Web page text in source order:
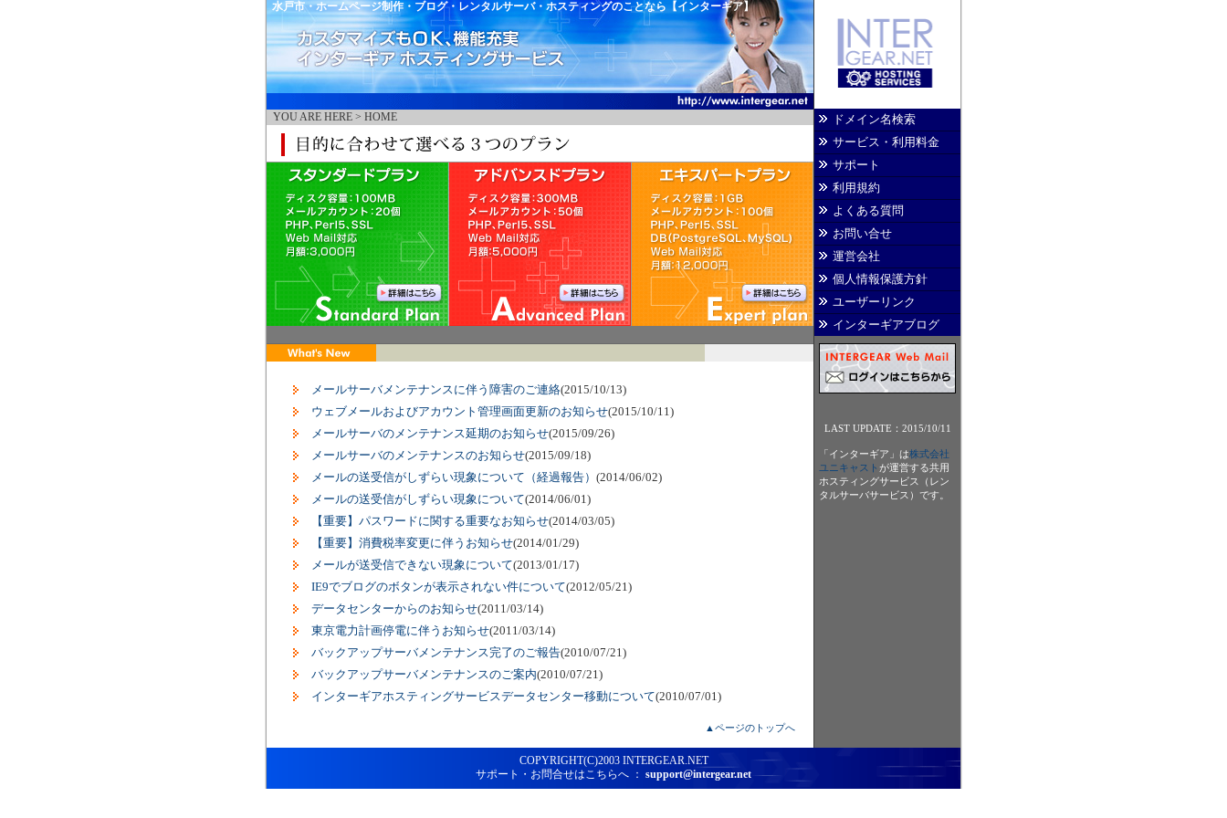
水戸市・ホームページ制作・ブログ・レンタルサーバ・ホスティングのことなら【インターギア】
YOU ARE HERE > HOME
メールサーバメンテナンスに伴う障害のご連絡(2015/10/13)
ウェブメールおよびアカウント管理画面更新のお知らせ(2015/10/11)
メールサーバのメンテナンス延期のお知らせ(2015/09/26)
メールサーバのメンテナンスのお知らせ(2015/09/18)
メールの送受信がしずらい現象について（経過報告） (2014/06/02)
メールの送受信がしずらい現象について(2014/06/01)
【重要】パスワードに関する重要なお知らせ(2014/03/05)
【重要】消費税率変更に伴うお知らせ(2014/01/29)
メールが送受信できない現象について(2013/01/17)
IE9でブログのボタンが表示されない件について(2012/05/21)
データセンターからのお知らせ(2011/03/14)
東京電力計画停電に伴うお知らせ(2011/03/14)
バックアップサーバメンテナンス完了のご報告(2010/07/21)
バックアップサーバメンテナンスのご案内(2010/07/21)
インターギアホスティングサービスデータセンター移動について(2010/07/01)
▲ページのトップへ
ドメイン名検索
サービス・利用料金
サポート
利用規約
よくある質問
お問い合せ
運営会社
個人情報保護方針
ユーザーリンク
インターギアブログ
LAST UPDATE：2015/10/11
「インターギア」は株式会社
ユニキャスト が運営する共用
ホスティングサービス（レン
タルサーバサービス）です。
COPYRIGHT(C)2003 INTERGEAR.NET
サポート・お問合せはこちらへ ： support@intergear.net